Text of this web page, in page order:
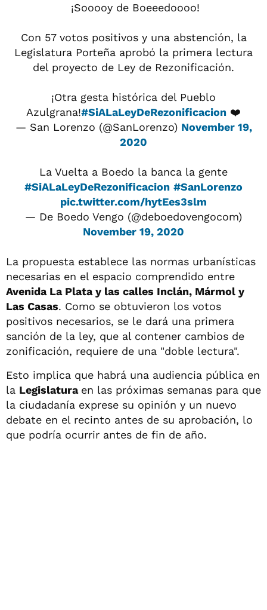
️ ¡Sooooy de Boeeedoooo!
Con 57 votos positivos y una abstención, la
Legislatura Porteña aprobó la primera lectura
del proyecto de Ley de Rezonificación.
¡Otra gesta histórica del Pueblo
Azulgrana!#SiALaLeyDeRezonificacion ❤️
— San Lorenzo (@SanLorenzo) November 19,
2020
La Vuelta a Boedo la banca la gente
#SiALaLeyDeRezonificacion #SanLorenzo
pic.twitter.com/hytEes3slm
— De Boedo Vengo (@deboedovengocom)
November 19, 2020
La propuesta establece las normas urbanísticas
necesarias en el espacio comprendido entre
Avenida La Plata y las calles Inclán, Mármol y
Las Casas. Como se obtuvieron los votos
positivos necesarios, se le dará una primera
sanción de la ley, que al contener cambios de
zonificación, requiere de una "doble lectura".
Esto implica que habrá una audiencia pública en
la Legislatura en las próximas semanas para que
la ciudadanía exprese su opinión y un nuevo
debate en el recinto antes de su aprobación, lo
que podría ocurrir antes de fin de año.